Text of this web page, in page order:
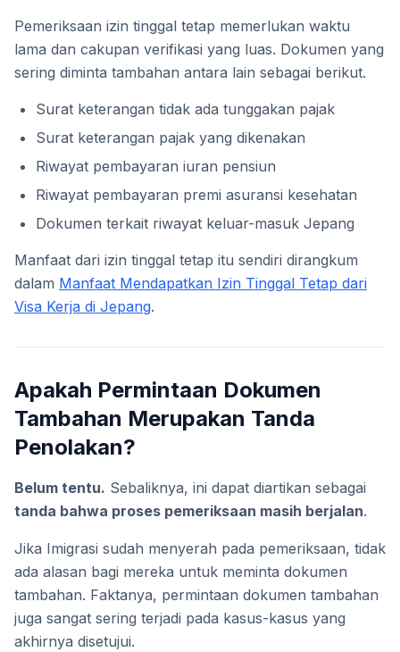
Pemeriksaan izin tinggal tetap memerlukan waktu
lama dan cakupan verifikasi yang luas. Dokumen yang
sering diminta tambahan antara lain sebagai berikut.
Surat keterangan tidak ada tunggakan pajak
Surat keterangan pajak yang dikenakan
Riwayat pembayaran iuran pensiun
Riwayat pembayaran premi asuransi kesehatan
Dokumen terkait riwayat keluar-masuk Jepang
Manfaat dari izin tinggal tetap itu sendiri dirangkum
dalam Manfaat Mendapatkan Izin Tinggal Tetap dari
Visa Kerja di Jepang.
Apakah Permintaan Dokumen
Tambahan Merupakan Tanda
Penolakan?
Belum tentu. Sebaliknya, ini dapat diartikan sebagai
tanda bahwa proses pemeriksaan masih berjalan.
Jika Imigrasi sudah menyerah pada pemeriksaan, tidak
ada alasan bagi mereka untuk meminta dokumen
tambahan. Faktanya, permintaan dokumen tambahan
juga sangat sering terjadi pada kasus-kasus yang
akhirnya disetujui.